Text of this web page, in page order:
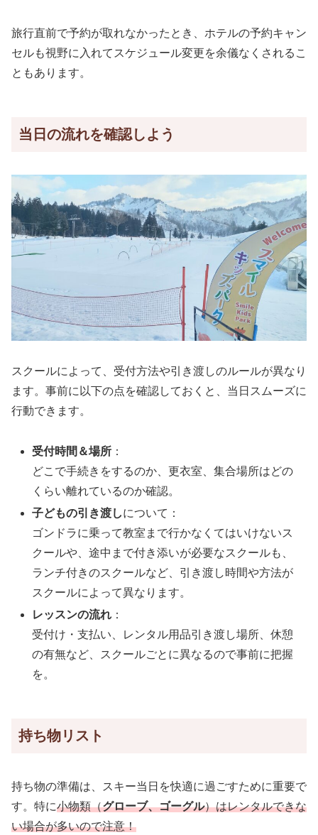
旅行直前で予約が取れなかったとき、ホテルの予約キャン
セルも視野に入れてスケジュール変更を余儀なくされるこ
ともあります。
当日の流れを確認しよう
スクールによって、受付方法や引き渡しのルールが異なり
ます。事前に以下の点を確認しておくと、当日スムーズに
行動できます。
受付時間＆場所 ：
どこで手続きをするのか、更衣室、集合場所はどの
くらい離れているのか確認。
子どもの引き渡しについて：
ゴンドラに乗って教室まで行かなくてはいけないス
クールや、途中まで付き添いが必要なスクールも、
ランチ付きのスクールなど、引き渡し時間や方法が
スクールによって異なります。
レッスンの流れ ：
受付け・支払い、レンタル用品引き渡し場所、休憩
の有無など、スクールごとに異なるので事前に把握
を。
持ち物リスト
持ち物の準備は、スキー当日を快適に過ごすために重要で
す。特に小物類（グローブ、ゴーグル）はレンタルできな
い場合が多いので注意！